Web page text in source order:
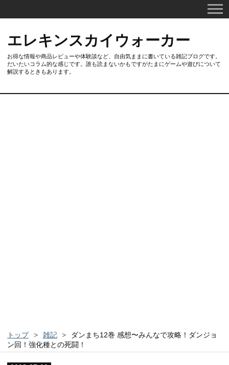
エレキンスカイウォーカー
お得な情報や商品レビューや体験談など、自由気ままに書いている雑記ブログです。
だいたいコラム的な感じです。誰も読まないかもですがたまにゲームや遊びについて
解説するときもあります。
トップ > 雑記 >
ダンまち12巻 感想〜みんなで攻略！ダンジョ
ン回！強化種との死闘！